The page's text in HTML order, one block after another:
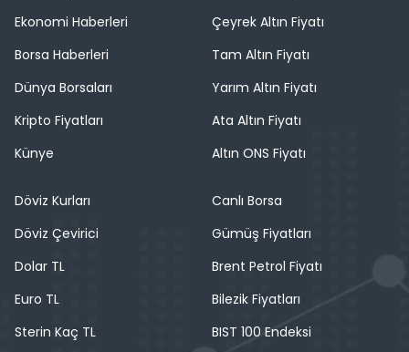
Ekonomi Haberleri
Borsa Haberleri
Dünya Borsaları
Kripto Fiyatları
Künye
Çeyrek Altın Fiyatı
Tam Altın Fiyatı
Yarım Altın Fiyatı
Ata Altın Fiyatı
Altın ONS Fiyatı
Döviz Kurları
Döviz Çevirici
Dolar TL
Euro TL
Sterin Kaç TL
Canlı Borsa
Gümüş Fiyatları
Brent Petrol Fiyatı
Bilezik Fiyatları
BIST 100 Endeksi